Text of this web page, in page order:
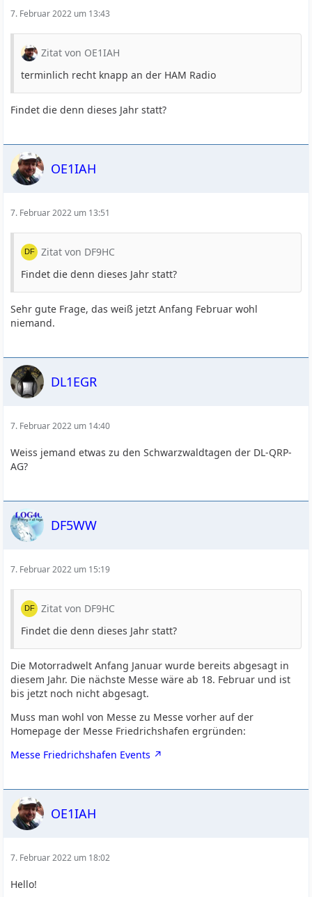
7. Februar 2022 um 13:43
Zitat von OE1IAH
terminlich recht knapp an der HAM Radio
Findet die denn dieses Jahr statt?
OE1IAH
7. Februar 2022 um 13:51
Zitat von DF9HC
Findet die denn dieses Jahr statt?
Sehr gute Frage, das weiß jetzt Anfang Februar wohl
niemand.
DL1EGR
7. Februar 2022 um 14:40
Weiss jemand etwas zu den Schwarzwaldtagen der DL-QRP-
AG?
DF5WW
7. Februar 2022 um 15:19
Zitat von DF9HC
Findet die denn dieses Jahr statt?
Die Motorradwelt Anfang Januar wurde bereits abgesagt in
diesem Jahr. Die nächste Messe wäre ab 18. Februar und ist
bis jetzt noch nicht abgesagt.
Muss man wohl von Messe zu Messe vorher auf der
Homepage der Messe Friedrichshafen ergründen:
Messe Friedrichshafen Events
OE1IAH
7. Februar 2022 um 18:02
Hello!